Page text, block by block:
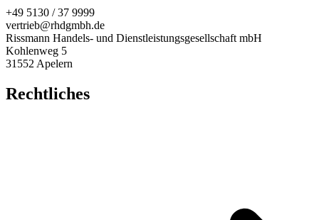
+49 5130 / 37 9999
vertrieb@rhdgmbh.de
Rissmann Handels- und Dienstleistungsgesellschaft mbH
Kohlenweg 5
31552 Apelern
Rechtliches